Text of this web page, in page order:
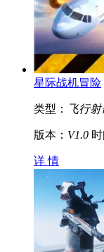
星际战机冒险
类型： 飞行射
版本： V1.0 时
详 情